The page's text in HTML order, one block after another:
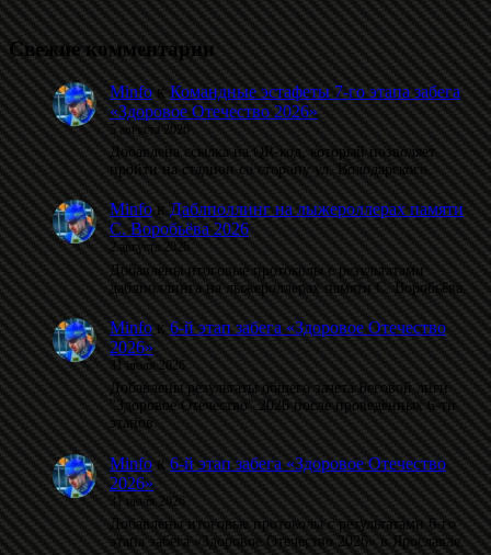
Свежие комментарии
MinfoкКомандные эстафеты 7-го этапа забега
«Здоровое Отечество 2026»
5 августа 2026
Добавлена ссылка на QR-код, который позволяет
пройти на стадион со сторону ул. Володарского.
MinfoкДаблполлинг на лыжероллерах памяти
С. Воробьёва 2026
2 августа 2026
Добавлены итоговые протоколы с результатами
даблполлинга на лыжероллерах памяти С. Воробьёва.
Minfoк6-й этап забега «Здоровое Отечество
2026»
31 июля 2026
Добавлены результаты общего зачета Беговой лиги
"Здоровое Отечество" 2026 после проведённых 6-ти
этапов.
Minfoк6-й этап забега «Здоровое Отечество
2026»
31 июля 2026
Добавлены итоговые протоколы с результатами 6-го
этапа забега «Здоровое Отечество 2026» в Ярославле.